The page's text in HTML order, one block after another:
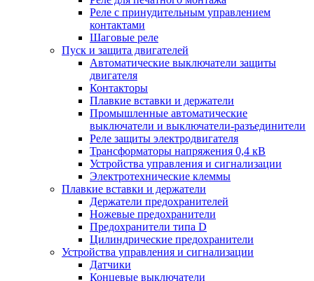
Реле с принудительным управлением
контактами
Шаговые реле
Пуск и защита двигателей
Автоматические выключатели защиты
двигателя
Контакторы
Плавкие вставки и держатели
Промышленные автоматические
выключатели и выключатели-разъединители
Реле защиты электродвигателя
Трансформаторы напряжения 0,4 кВ
Устройства управления и сигнализации
Электротехнические клеммы
Плавкие вставки и держатели
Держатели предохранителей
Ножевые предохранители
Предохранители типа D
Цилиндрические предохранители
Устройства управления и сигнализации
Датчики
Концевые выключатели